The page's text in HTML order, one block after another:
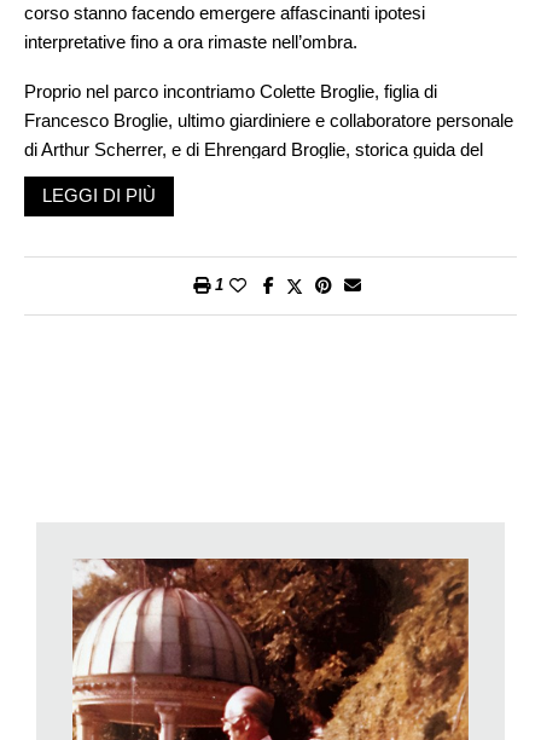
corso stanno facendo emergere affascinanti ipotesi
interpretative fino a ora rimaste nell’ombra.
Proprio nel parco incontriamo Colette Broglie, figlia di
Francesco Broglie, ultimo giardiniere e collaboratore personale
di Arthur Scherrer, e di Ehrengard Broglie, storica guida del
parco: «La mia infanzia è stata immersa in questo giardino, ci
sono cresciuta, a casa se ne parlava sempre. Mio padre ne
volontà del signor Scherrer, aveva lavorato accanto a lui per
Ma andiamo con ordine: Arthur Scherrer, nato nel 1881, era un
commerciante tessile di San Gallo, si trasferì ad Aquisgrana
per frequentare la scuola tessile e poi in Toscana e in America
per imparare le lingue. Dal 1907 si stabilì a Monaco di Baviera,
dove rilevò il negozio di moda del padre. Alla fine degli anni
Venti, Scherrer iniziò a edificare questo parco a Morcote, su un
LEGGI DI PIÙ
1